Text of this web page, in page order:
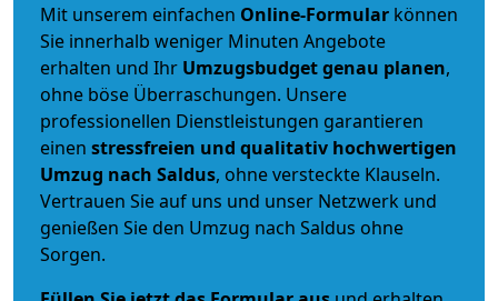
Mit unserem einfachen Online-Formular können
Sie innerhalb weniger Minuten Angebote
erhalten und Ihr Umzugsbudgetgenau planen,
ohne böse Überraschungen. Unsere
professionellen Dienstleistungen garantieren
einen stressfreien und qualitativ hochwertigen
Umzug nach Saldus, ohne versteckte Klauseln.
Vertrauen Sie auf uns und unser Netzwerk und
genießen Sie den Umzug nach Saldus ohne
Sorgen.